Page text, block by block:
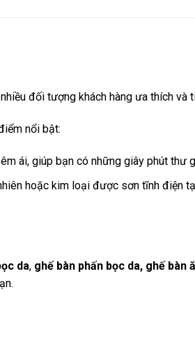
đối tượng khách hàng ưa thích và
nổi bật:
ái, giúp bạn có những giây phút thư
hoặc kim loại được sơn tĩnh điện
da, ghế bàn phấn bọc da, ghế bàn